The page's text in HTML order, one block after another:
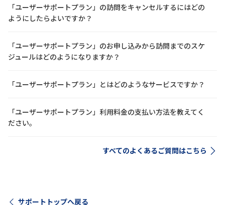
「ユーザーサポートプラン」の訪問をキャンセルするにはどの
ようにしたらよいですか？
「ユーザーサポートプラン」のお申し込みから訪問までのスケ
ジュールはどのようになりますか？
「ユーザーサポートプラン」とはどのようなサービスですか？
「ユーザーサポートプラン」利用料金の支払い方法を教えてく
ださい。
すべてのよくあるご質問はこちら
サポートトップへ戻る